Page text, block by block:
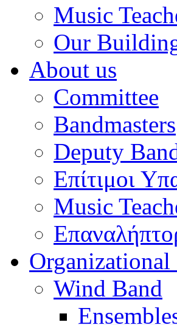
Music
Our
About us
Committee
Bandmasters
Deputy
Επίτιμοι
Music
Organizational
Wind Band